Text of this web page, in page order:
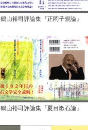
鶴山裕司評論集『正岡子規論』
鶴山裕司評論集『夏目漱石論』